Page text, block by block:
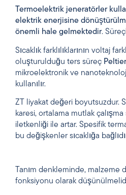
Termoelektrik jeneratörler
elektrik enerjisine
önemli hale gelmektedir.
Sıcaklık farklılıklarının voltaj
oluşturulduğu ters süreç
mikroelektronik ve
kullanılır.
ZT liyakat değeri boyutsuzdur.
karesi, ortalama mutlak çalışma
iletkenliği ile artar. Spesifik termal
bu değişkenler sıcaklığa
Tanım denkleminde, malzeme
fonksiyonu olarak